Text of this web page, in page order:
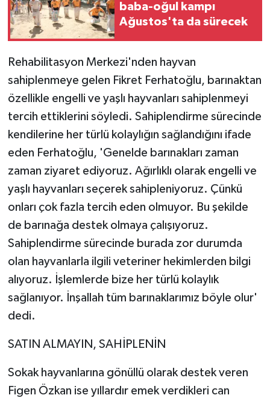
baba-oğul kampı
Ağustos'ta da sürecek
Rehabilitasyon Merkezi'nden hayvan
sahiplenmeye gelen Fikret Ferhatoğlu, barınaktan
özellikle engelli ve yaşlı hayvanları sahiplenmeyi
tercih ettiklerini söyledi. Sahiplendirme sürecinde
kendilerine her türlü kolaylığın sağlandığını ifade
eden Ferhatoğlu, 'Genelde barınakları zaman
zaman ziyaret ediyoruz. Ağırlıklı olarak engelli ve
yaşlı hayvanları seçerek sahipleniyoruz. Çünkü
onları çok fazla tercih eden olmuyor. Bu şekilde
de barınağa destek olmaya çalışıyoruz.
Sahiplendirme sürecinde burada zor durumda
olan hayvanlarla ilgili veteriner hekimlerden bilgi
alıyoruz. İşlemlerde bize her türlü kolaylık
sağlanıyor. İnşallah tüm barınaklarımız böyle olur'
dedi.
SATIN ALMAYIN, SAHİPLENİN
Sokak hayvanlarına gönüllü olarak destek veren
Figen Özkan ise yıllardır emek verdikleri can